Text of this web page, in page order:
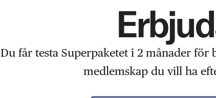
Du får testa Superpaketet i 2 månader
medlemskap du vill ha